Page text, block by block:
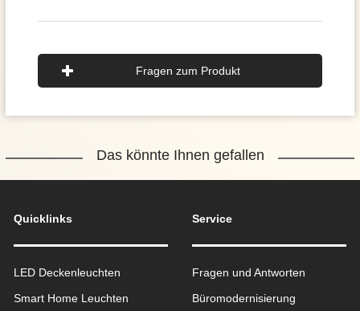
Fragen zum Produkt
Das könnte Ihnen gefallen
Quicklinks
LED Deckenleuchten
Smart Home Leuchten
Service
Fragen und Antworten
Büromodernisierung